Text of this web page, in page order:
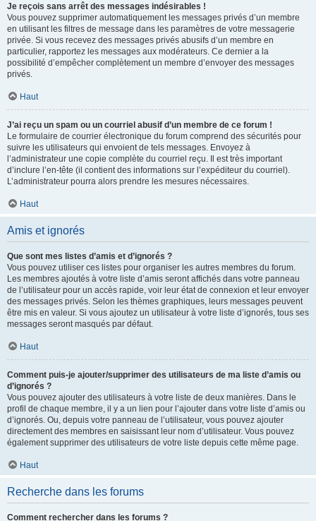
Je reçois sans arrêt des messages indésirables !
Vous pouvez supprimer automatiquement les messages privés d’un membre
en utilisant les filtres de message dans les paramètres de votre messagerie
privée. Si vous recevez des messages privés abusifs d’un membre en
particulier, rapportez les messages aux modérateurs. Ce dernier a la
possibilité d’empêcher complètement un membre d’envoyer des messages
privés.
Haut
J’ai reçu un spam ou un courriel abusif d’un membre de ce forum !
Le formulaire de courrier électronique du forum comprend des sécurités pour
suivre les utilisateurs qui envoient de tels messages. Envoyez à
l’administrateur une copie complète du courriel reçu. Il est très important
d’inclure l’en-tête (il contient des informations sur l’expéditeur du courriel).
L’administrateur pourra alors prendre les mesures nécessaires.
Haut
Amis et ignorés
Que sont mes listes d’amis et d’ignorés ?
Vous pouvez utiliser ces listes pour organiser les autres membres du forum.
Les membres ajoutés à votre liste d’amis seront affichés dans votre panneau
de l’utilisateur pour un accès rapide, voir leur état de connexion et leur envoyer
des messages privés. Selon les thèmes graphiques, leurs messages peuvent
être mis en valeur. Si vous ajoutez un utilisateur à votre liste d’ignorés, tous ses
messages seront masqués par défaut.
Haut
Comment puis-je ajouter/supprimer des utilisateurs de ma liste d’amis ou
d’ignorés ?
Vous pouvez ajouter des utilisateurs à votre liste de deux manières. Dans le
profil de chaque membre, il y a un lien pour l’ajouter dans votre liste d’amis ou
d’ignorés. Ou, depuis votre panneau de l’utilisateur, vous pouvez ajouter
directement des membres en saisissant leur nom d’utilisateur. Vous pouvez
également supprimer des utilisateurs de votre liste depuis cette même page.
Haut
Recherche dans les forums
Comment rechercher dans les forums ?